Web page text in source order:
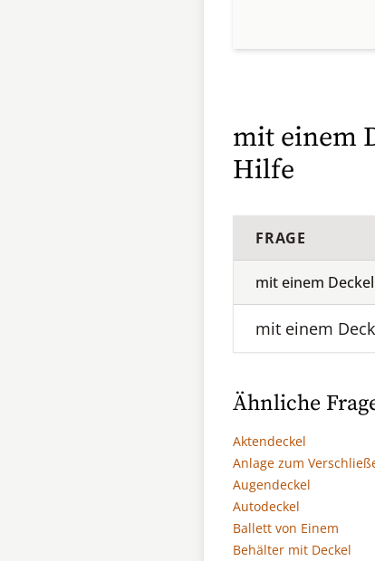
mit einem
Hilfe
FRAGE
mit einem
mit einem
Ähnliche
Aktendeckel
Anlage zum
Augendeckel
Autodeckel
Ballett von Einem
Behälter mit Deckel